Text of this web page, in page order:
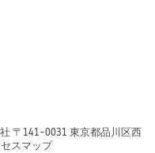
〒141-0031 東京都品川区西
スマップ